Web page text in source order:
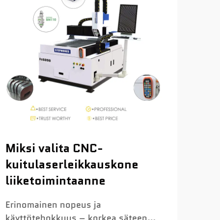
Miksi valita CNC-
kuitulaserleikkauskone
liiketoimintaanne
Erinomainen nopeus ja